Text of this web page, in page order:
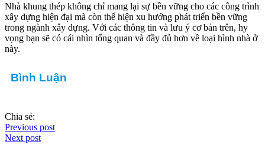
Nhà khung thép không chỉ mang lại sự bền vững cho các công trình
xây dựng hiện đại mà còn thể hiện xu hướng phát triển bền vững
trong ngành xây dựng. Với các thông tin và lưu ý cơ bản trên, hy
vọng bạn sẽ có cái nhìn tổng quan và đầy đủ hơn về loại hình nhà ở
này.
Bình Luận
Chia sẻ:
Previous post
Next post